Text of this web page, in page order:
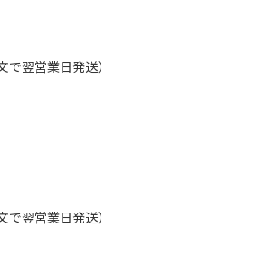
翌営業日発送）
翌営業日発送）